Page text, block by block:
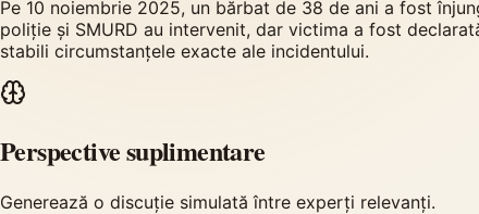
Pe 10 noiembrie 2025, un bărbat de 38 de ani a fost
poliție și SMURD au intervenit, dar victima a fost
stabili circumstanțele exacte ale incidentului.
Perspective suplimentare
Generează o discuție simulată între experți relevanți.